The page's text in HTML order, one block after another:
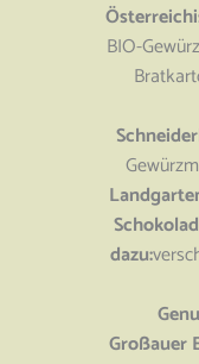
BIO-
dazu:
Großauer